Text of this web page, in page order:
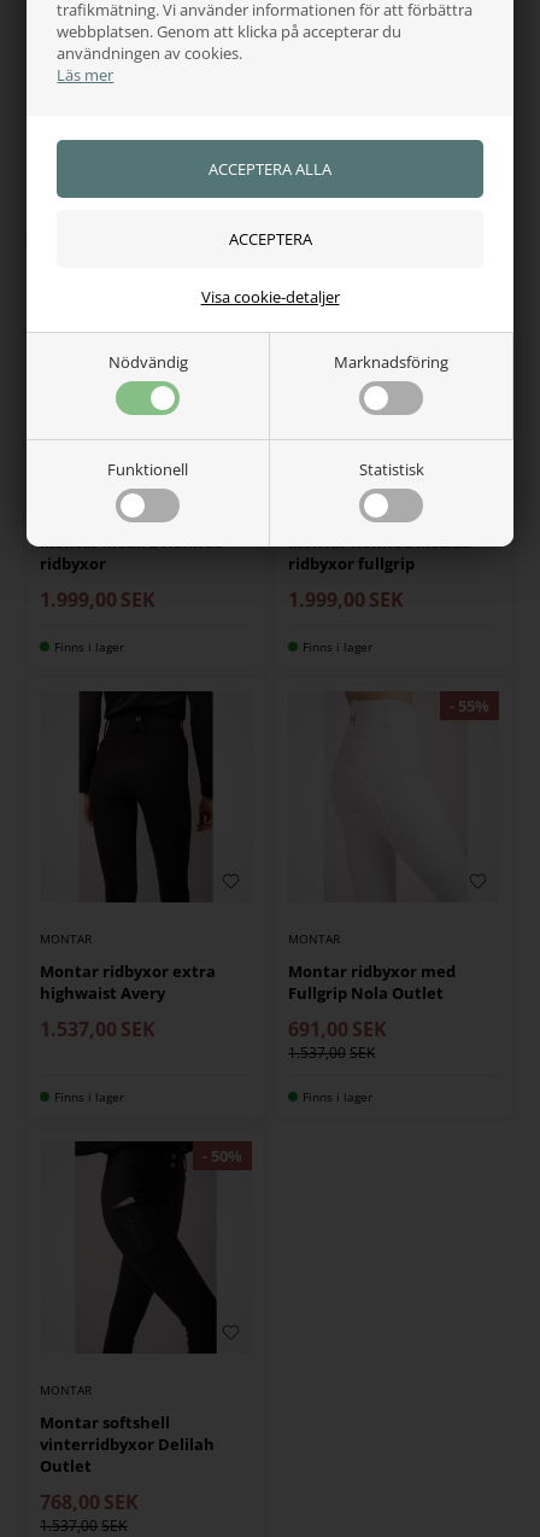
trafikmätning. Vi använder informationen för att förbättra
webbplatsen. Genom att klicka på accepterar du
användningen av cookies.
Läs mer
Nödvändig Marknadsföring
Funktionell Statistisk
Visa cookie-detaljer
MONTAR
1.153,00
Montar MoZira Refined
ridbyxor
1.999,00 SEK
Finns i lager
Montar Refined Mozida
ridbyxor fullgrip
1.999,00 SEK
Finns i lager
MONTAR
Montar ridbyxor extra
highwaist Avery
1.537,00 SEK
Finns i lager
MONTAR
Montar ridbyxor med
Fullgrip Nola Outlet
691,00 SEK
1.537,00
Finns i lager
MONTAR
Montar softshell
vinterridbyxor Delilah
Outlet
768,00 SEK
1.537,00